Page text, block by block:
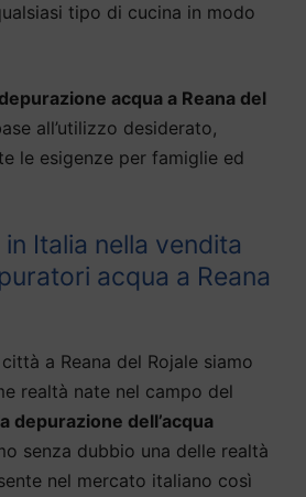
tipo di cucina in modo
depurazione acqua a Reana del
all’utilizzo desiderato,
le esigenze per famiglie ed
Italia nella vendita
acqua a Reana
a Reana del Rojale siamo
realtà nate nel campo del
depurazione dell’acqua
senza dubbio una delle realtà
nel mercato italiano così